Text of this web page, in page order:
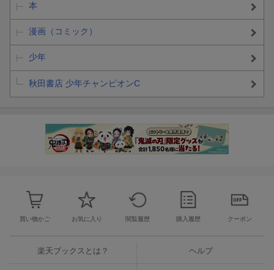
本
漫画（コミック）
少年
秋田書店 少年チャンピオンC
買い物かご お気に入り 閲覧履歴 購入履歴 クーポン
楽天ブックスとは？ ヘルプ